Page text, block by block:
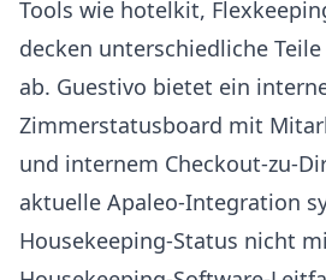
Tools wie hotelkit,
decken unterschiedliche
ab. Guestivo bietet ein
Zimmerstatusboard mit
und internem Checkout-zu-
aktuelle Apaleo-Integration
Housekeeping-Status nicht